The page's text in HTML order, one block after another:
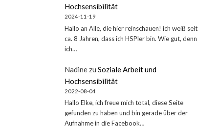
Hochsensibilität
2024-11-19
Hallo an Alle, die hier reinschauen! ich weiß seit
ca. 8 Jahren, dass ich HSPler bin. Wie gut, denn
ich…
Nadine zuSoziale Arbeit und
Hochsensibilität
2022-08-04
Hallo Elke, ich freue mich total, diese Seite
gefunden zu haben und bin gerade über der
Aufnahme in die Facebook…